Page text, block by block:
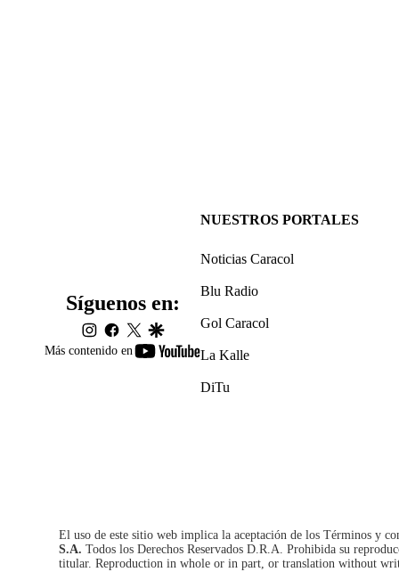
Más contenido en
youtube-
Síguenos en:
instagram
facebook
twittergoogle
NUESTROS PORTALES
Noticias Caracol
Blu Radio
Gol Caracol
La Kalle
DiTu
El uso de este sitio web implica la aceptación de los Términos y
S.A. Todos los Derechos Reservados D.R.A. Prohibida su
titular. Reproduction in whole or in part, or translation without